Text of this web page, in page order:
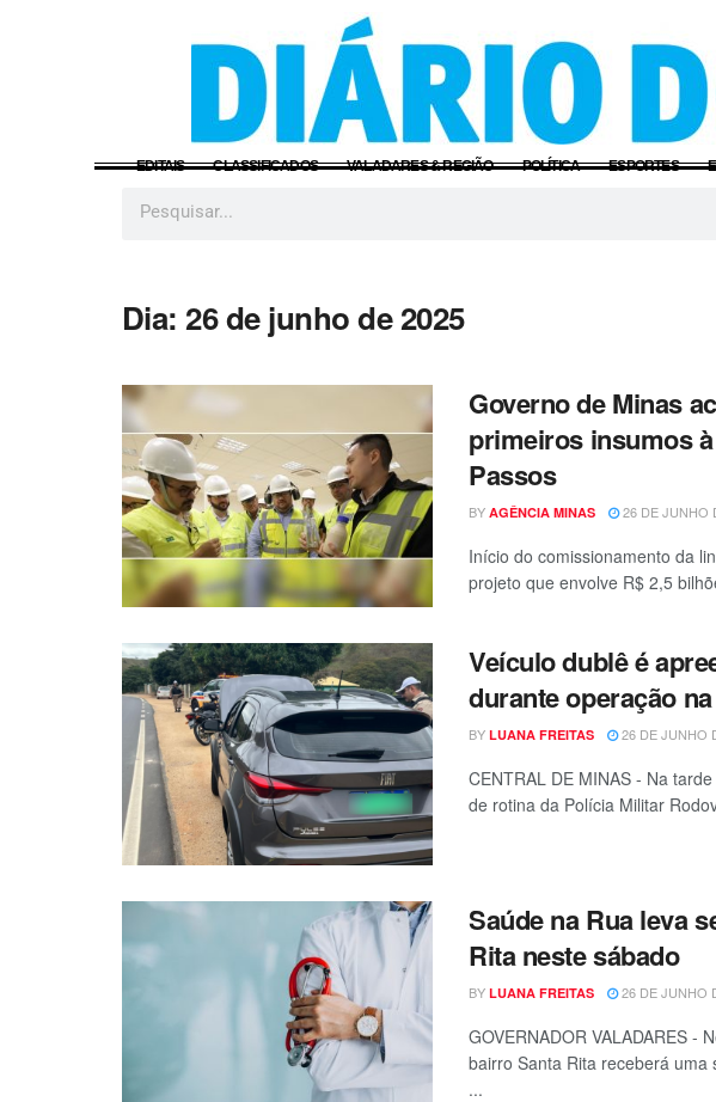
EDITAIS CLASSIFICADOS VALADARES & REGIÃO POLÍTICA ESPORTES
Dia:26 de junho de 2025
Governo de Minas
primeiros insumos
Passos
BY AGÊNCIA MINAS 26 DE JUNHO
Início do comissionamento da
projeto que envolve R$ 2,5
Veículo dublê é
durante operação na
BY LUANA FREITAS 26 DE JUNHO
CENTRAL DE MINAS - Na
de rotina da Polícia Militar
Saúde na Rua leva
Rita neste sábado
BY LUANA FREITAS 26 DE JUNHO
GOVERNADOR VALADARES -
bairro Santa Rita receberá
...